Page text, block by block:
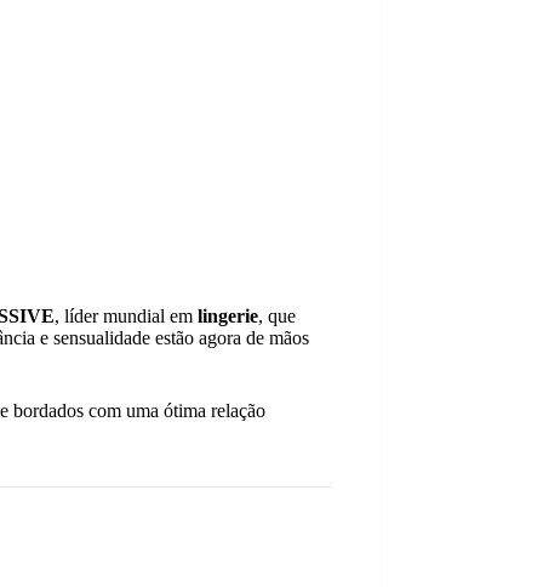
, líder mundial em lingerie, que
e sensualidade estão agora de mãos
bordados com uma ótima relação